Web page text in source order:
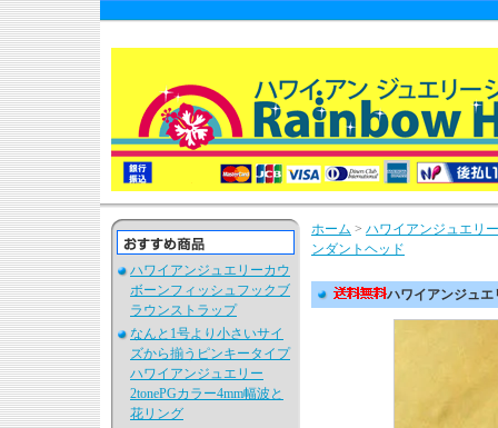
ハワイアンジュエリーカウ
ボーンフィッシュフックブ
ラウンストラップ
なんと1号より小さいサイ
ズから揃うピンキータイプ
ハワイアンジュエリー
2tonePGカラー4mm幅波と
花リング
ホーム > ハワイアンジュエリ
ンダントヘッド
ハワイアンジュエ